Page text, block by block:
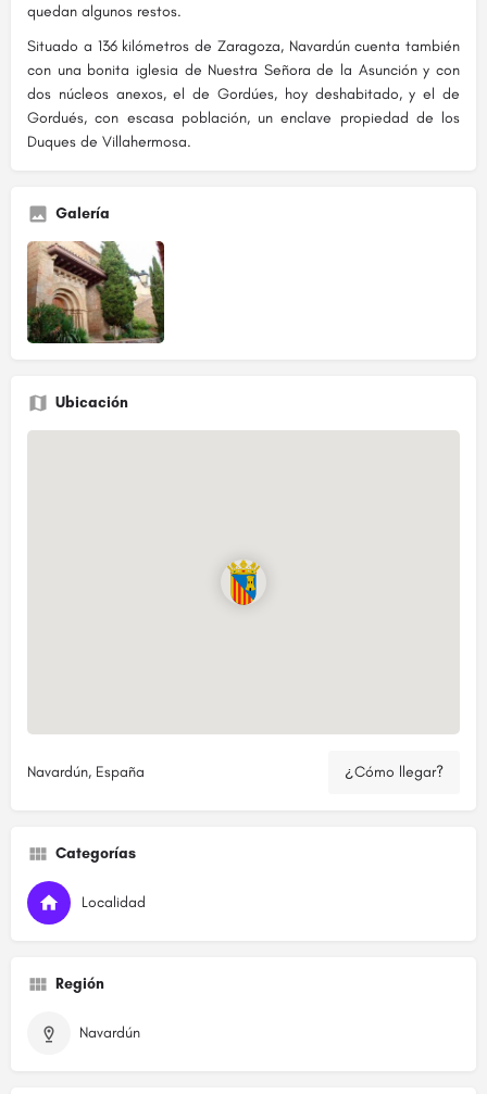
quedan algunos restos.
Situado a 136 kilómetros de Zaragoza, Navardún cuenta también
con una bonita iglesia de Nuestra Señora de la Asunción y con
dos núcleos anexos, el de Gordúes, hoy deshabitado, y el de
Gordués, con escasa población, un enclave propiedad de los
Duques de Villahermosa.
Galería
Ubicación
Navardún, España ¿Cómo llegar?
Categorías
Localidad
Región
Navardún